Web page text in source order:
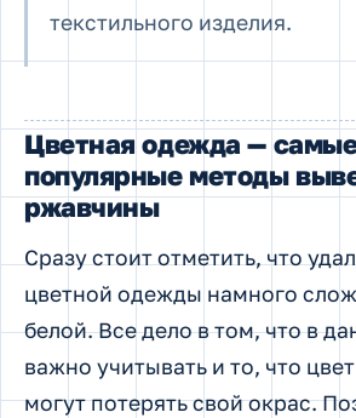
текстильного изделия.
Цветная одежда —
популярные методы
ржавчины
Сразу стоит отметить, что
цветной одежды намного
белой. Все дело в том, что в
важно учитывать и то, что
могут потерять свой окрас.